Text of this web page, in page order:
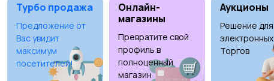
Медицина Начало карьеры
Турбо продажа
Предложение от
Вас увидит
максимум
посетителей!
Онлайн-
магазины
Превратите свой
профиль в
полноценный
магазин
Аукционы
Решение для
электронных
Торгов